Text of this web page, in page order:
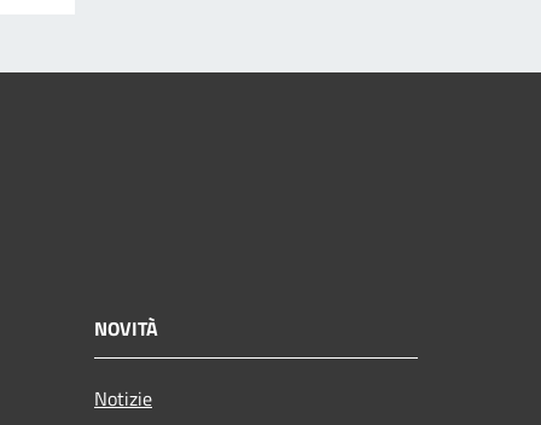
NOVITÀ
Notizie